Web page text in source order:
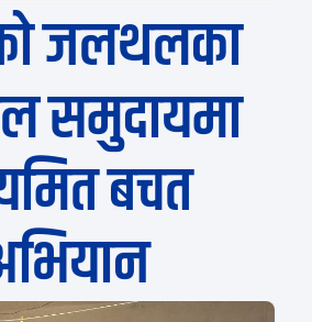
जलथलका
समुदायमा
बचत